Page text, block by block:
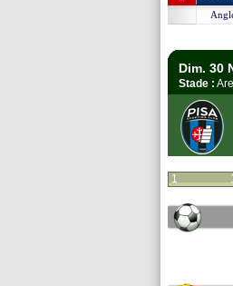
Dim. 30
Stade :
1